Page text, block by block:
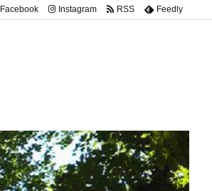
Facebook Instagram RSS Feedly